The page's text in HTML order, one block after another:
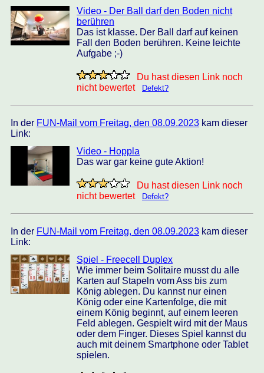
Video - Der Ball darf den Boden nicht
berühren
Das ist klasse. Der Ball darf auf keinen
Fall den Boden berühren. Keine leichte
Aufgabe ;-)
Du hast diesen Link noch
nicht bewertet
Defekt?
In der FUN-Mail vom Freitag, den 08.09.2023 kam dieser
Link:
Video - Hoppla
Das war gar keine gute Aktion!
Du hast diesen Link noch
nicht bewertet
Defekt?
In der FUN-Mail vom Freitag, den 08.09.2023 kam dieser
Link:
Spiel - Freecell Duplex
Wie immer beim Solitaire musst du alle
Karten auf Stapeln vom Ass bis zum
König ablegen. Du kannst nur einen
König oder eine Kartenfolge, die mit
einem König beginnt, auf einem leeren
Feld ablegen. Gespielt wird mit der Maus
oder dem Finger. Dieses Spiel kannst du
auch mit deinem Smartphone oder Tablet
spielen.